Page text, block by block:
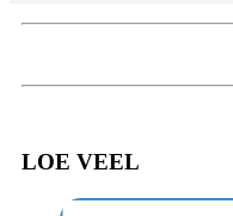
LOE VEEL